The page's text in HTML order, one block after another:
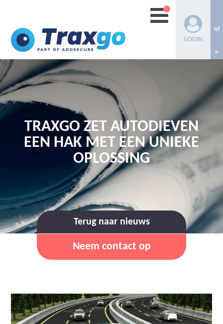
LOGIN
nl
TRAXGO ZET AUTODIEVEN
EEN HAK MET EEN UNIEKE
OPLOSSING
Terug naar nieuws
Neem contact op